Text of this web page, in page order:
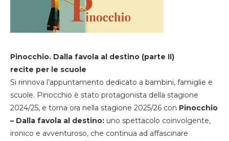
Pinocchio. Dalla favola al destino (parte II)
recite per le scuole
Si rinnova l’appuntamento dedicato a bambini, famiglie e
scuole. Pinocchio è stato protagonista della stagione
2024/25, e torna ora nella stagione 2025/26 con Pinocchio
– Dalla favola al destino: uno spettacolo coinvolgente,
ironico e avventuroso, che continua ad affascinare